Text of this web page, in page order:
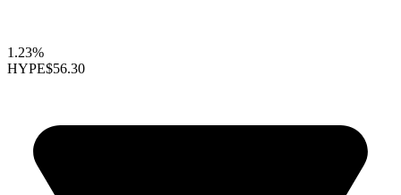
1.23%
HYPE$56.30